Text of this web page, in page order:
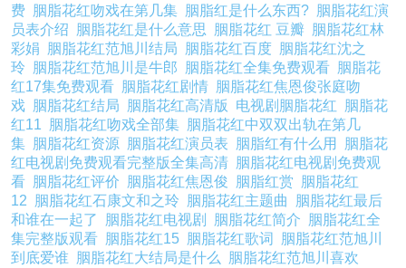
费 胭脂花红吻戏在第几集 胭脂红是什么东西? 胭脂花红演
员表介绍
胭脂花红是什么意思 胭脂花红 豆瓣 胭脂花红林
彩娟
胭脂花红范旭川结局 胭脂花红百度 胭脂花红沈之
玲
胭脂花红范旭川是牛郎 胭脂花红全集免费观看 胭脂花
红17集免费观看 胭脂花红剧情 胭脂花红焦恩俊张庭吻
戏 胭脂花红结局 胭脂花红高清版 电视剧胭脂花红
胭脂花
红11
胭脂花红吻戏全部集 胭脂花红中双双出轨在第几
集 胭脂花红资源 胭脂花红演员表 胭脂红有什么用
胭脂花
红电视剧免费观看完整版全集高清 胭脂花红电视剧免费观
看 胭脂花红评价 胭脂花红焦恩俊 胭脂红赏
胭脂花红
12
胭脂花红石康文和之玲 胭脂花红主题曲
胭脂花红最后
和谁在一起了
胭脂花红电视剧 胭脂花红简介
胭脂花红全
集完整版观看 胭脂花红15 胭脂花红歌词
胭脂花红范旭川
到底爱谁
胭脂花红大结局是什么
胭脂花红范旭川喜欢